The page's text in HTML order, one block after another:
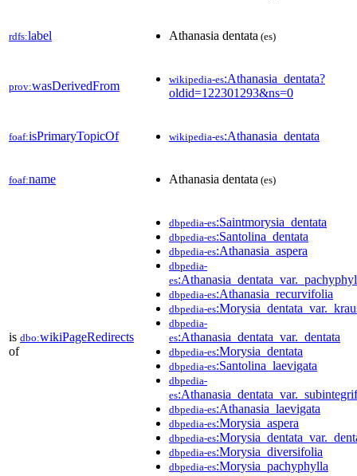
rdfs:label Athanasia dentata (es)
prov:wasDerivedFrom wikipedia-es:Athanasia_dentata?
oldid=122301293&ns=0
foaf:isPrimaryTopicOf wikipedia-es:Athanasia_dentata
foaf:name Athanasia dentata (es)
is dbo:wikiPageRedirects
of
dbpedia-es:Saintmorysia_dentata
dbpedia-es:Santolina_dentata
dbpedia-es:Athanasia_aspera
dbpedia-
es
dbpedia-es:Athanasia_recurvifolia
dbpedia-es
dbpedia-
es:Athanasia_dentata_var._dentata
dbpedia-es:Morysia_dentata
dbpedia-es:Santolina_laevigata
dbpedia-
es
dbpedia-es:Athanasia_laevigata
dbpedia-es:Morysia_aspera
dbpedia-es
dbpedia-es:Morysia_diversifolia
dbpedia-es:Morysia_pachyphylla